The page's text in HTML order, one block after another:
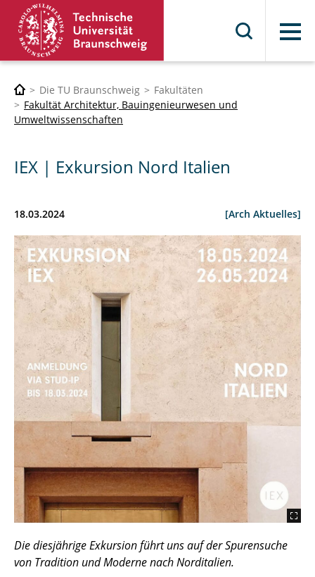
Menü
Die TU Braunschweig
Fakultäten
Fakultät Architektur, Bauingenieurwesen und
Umweltwissenschaften
IEX | Exkursion Nord Italien
18.03.2024 [Arch Aktuelles]
Die diesjährige Exkursion führt uns auf der Spurensuche
von Tradition und Moderne nach Norditalien.